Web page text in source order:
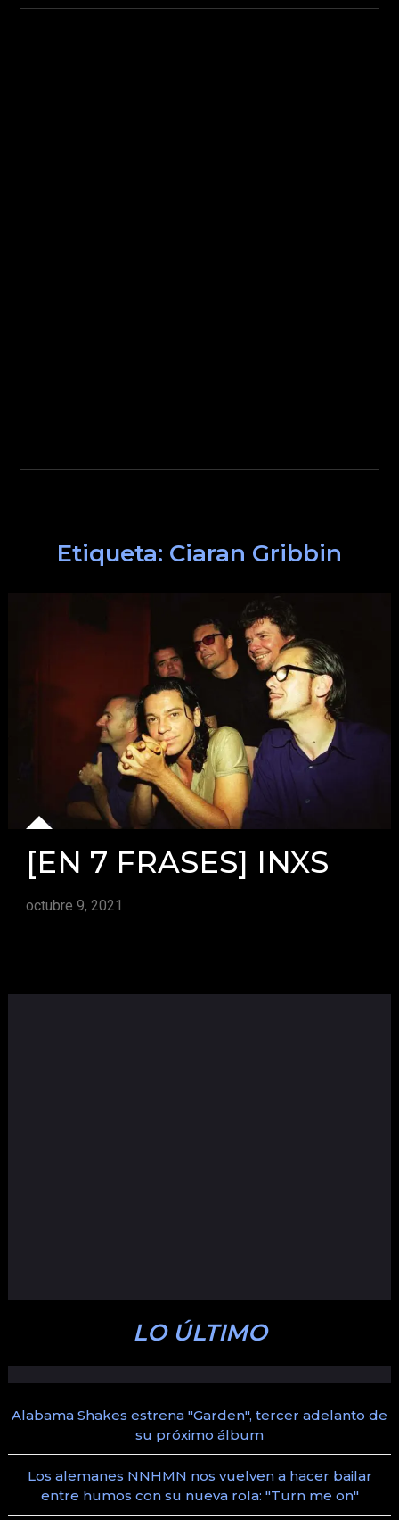
Etiqueta: Ciaran Gribbin
[EN 7 FRASES] INXS
octubre 9, 2021
LO ÚLTIMO
Alabama Shakes estrena "Garden", tercer adelanto de
su próximo álbum
Los alemanes NNHMN nos vuelven a hacer bailar
entre humos con su nueva rola: "Turn me on"